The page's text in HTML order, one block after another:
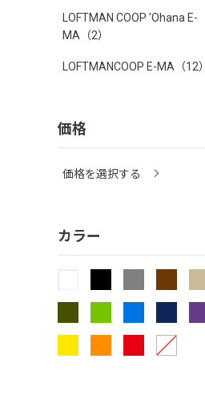
LOFTMAN COOP 'Ohana E-
MA （2）
LOFTMANCOOP E-MA （12）
価格
価格を選択する
カラー